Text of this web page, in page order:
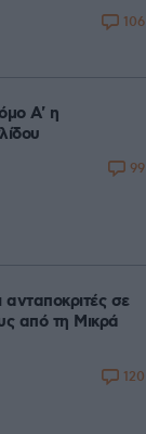
106
Α' η
99
ανταποκριτές σε
από τη Μικρά
120